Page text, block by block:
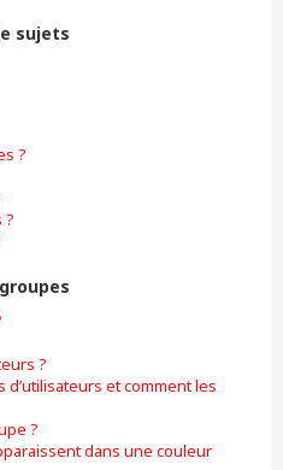
sujets
?
?
?
et comment les
?
dans une couleur